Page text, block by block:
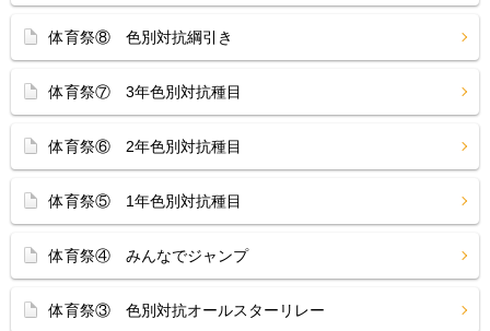
体育祭⑧ 色別対抗綱引き
体育祭⑦ 3年色別対抗種目
体育祭⑥ 2年色別対抗種目
体育祭⑤ 1年色別対抗種目
体育祭④ みんなでジャンプ
体育祭③ 色別対抗オールスターリレー